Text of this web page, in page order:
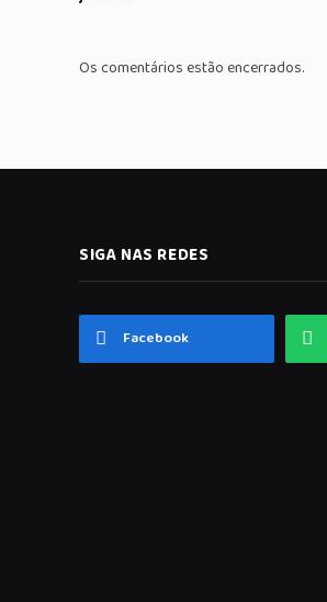
Os comentários estão encerrados.
SIGA NAS REDES
Facebook